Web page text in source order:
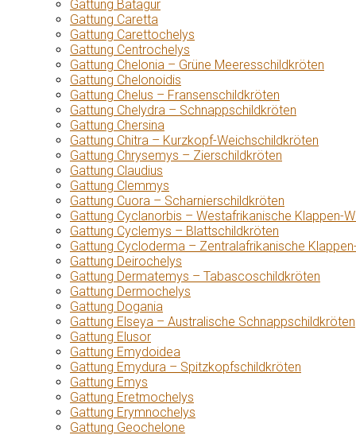
Gattung Batagur
Gattung Caretta
Gattung Carettochelys
Gattung Centrochelys
Gattung Chelonia – Grüne Meeresschildkröten
Gattung Chelonoidis
Gattung Chelus – Fransenschildkröten
Gattung Chelydra – Schnappschildkröten
Gattung Chersina
Gattung Chitra – Kurzkopf-Weichschildkröten
Gattung Chrysemys – Zierschildkröten
Gattung Claudius
Gattung Clemmys
Gattung Cuora – Scharnierschildkröten
Gattung Cyclanorbis – Westafrikanische Klappen-
Gattung Cyclemys – Blattschildkröten
Gattung Cycloderma – Zentralafrikanische
Gattung Deirochelys
Gattung Dermatemys – Tabascoschildkröten
Gattung Dermochelys
Gattung Dogania
Gattung Elseya – Australische Schnappschildkröten
Gattung Elusor
Gattung Emydoidea
Gattung Emydura – Spitzkopfschildkröten
Gattung Emys
Gattung Eretmochelys
Gattung Erymnochelys
Gattung Geochelone